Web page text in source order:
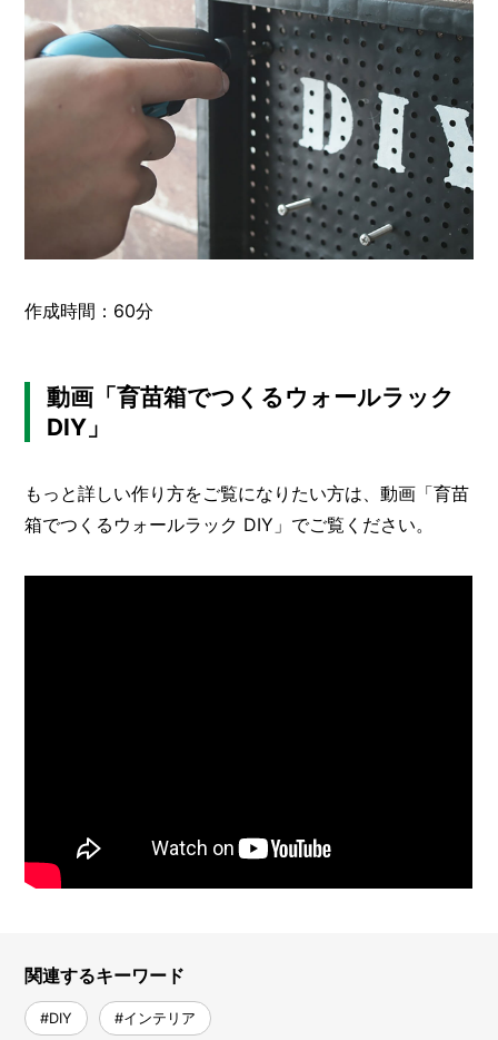
作成時間：60分
動画「育苗箱でつくるウォールラック
DIY」
もっと詳しい作り方をご覧になりたい方は、動画「育苗
箱でつくるウォールラック DIY」でご覧ください。
関連するキーワード
#DIY #インテリア